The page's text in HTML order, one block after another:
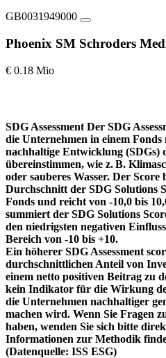
GB0031949000
Phoenix SM Schroders
€ 0.18 Mio
SDG Assessment Der SDG
die Unternehmen in einem
nachhaltige Entwicklung (SDGs)
übereinstimmen, wie z. B.
oder sauberes Wasser. Der
Durchschnitt der SDG Solutions
Fonds und reicht von -10,0 bis
summiert der SDG Solutions
den niedrigsten negativen
Bereich von -10 bis +10.
Ein höherer SDG Assessment
durchschnittlichen Anteil von
einem netto positiven Beitrag zu
kein Indikator für die Wirkung
die Unternehmen nachhaltiger
machen wird. Wenn Sie Fragen
haben, wenden Sie sich bitte
Informationen zur Methodik
(Datenquelle: ISS ESG)